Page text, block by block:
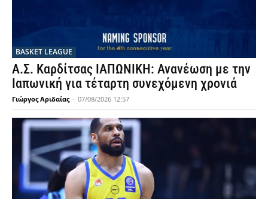
BASKET LEAGUE
Α.Σ. Καρδίτσας ΙΑΠΩΝΙΚΗ: Ανανέωση με την
Ιαπωνική για τέταρτη συνεχόμενη χρονιά
Γιώργος Αριδαίας - 07/08/2026 12:57